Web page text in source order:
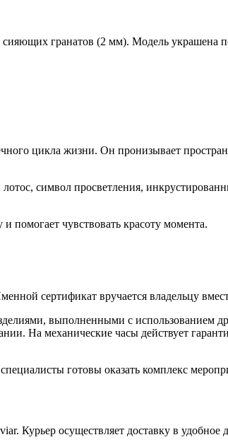
гранатов (2 мм). Модель украшена
цикла жизни. Он пронизывает
символ просветления,
помогает чувствовать красоту момента.
сертификат вручается владельцу
выполненными с использованием
На механические часы действует
готовы оказать комплекс
Курьер осуществляет доставку в удобное